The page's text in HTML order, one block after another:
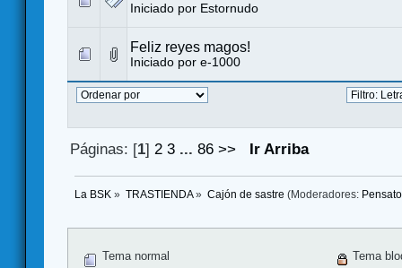
Iniciado por Estornudo
Feliz reyes magos!
Iniciado por e-1000
Páginas: [1] 2 3 ...86 >> Ir Arriba
La BSK » TRASTIENDA» Cajón de sastre (Moderadores:
Tema normal
Tema